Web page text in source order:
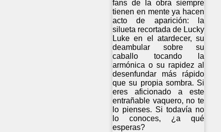
fans de la obra siempre
tienen en mente ya hacen
acto de aparición: la
silueta recortada de Lucky
Luke en el atardecer, su
deambular sobre su
caballo tocando la
armónica o su rapidez al
desenfundar más rápido
que su propia sombra. Si
eres aficionado a este
entrañable vaquero, no te
lo pienses. Si todavía no
lo conoces, ¿a qué
esperas?